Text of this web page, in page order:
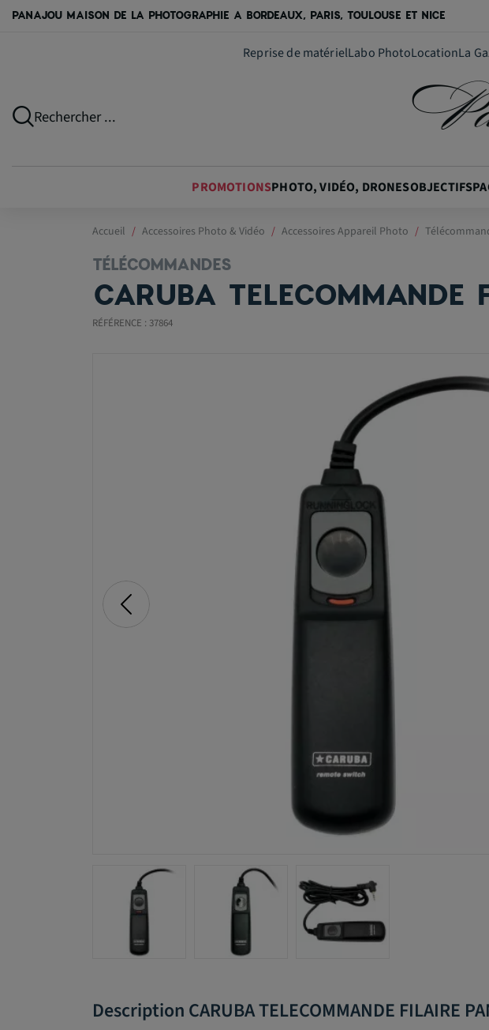
PANAJOU MAISON DE LA PHOTOGRAPHIE A BORDEAUX, PARIS, TOULOUSE ET NICE
Reprise de matérielLabo PhotoLocationLa
Rechercher ...
PROMOTIONSPHOTO, VIDÉO, DRONESOBJECTIFS
Accueil Accessoires Photo & Vidéo Accessoires Appareil Photo
TÉLÉCOMMANDES
CARUBA TELECOMMANDE
RÉFÉRENCE : 37864
Description CARUBA TELECOMMANDE FILAIRE